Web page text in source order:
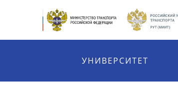
УНИВЕРСИТЕТ